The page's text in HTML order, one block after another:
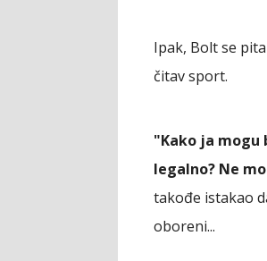
Ipak, Bolt se
čitav sport.
"Kako ja mogu
legalno? Ne
takođe istakao
oboreni...